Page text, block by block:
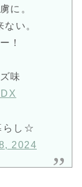
に。
い。
！
味
らし☆
2024